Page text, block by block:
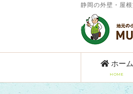
静岡の外壁・屋
ホーム
HOME